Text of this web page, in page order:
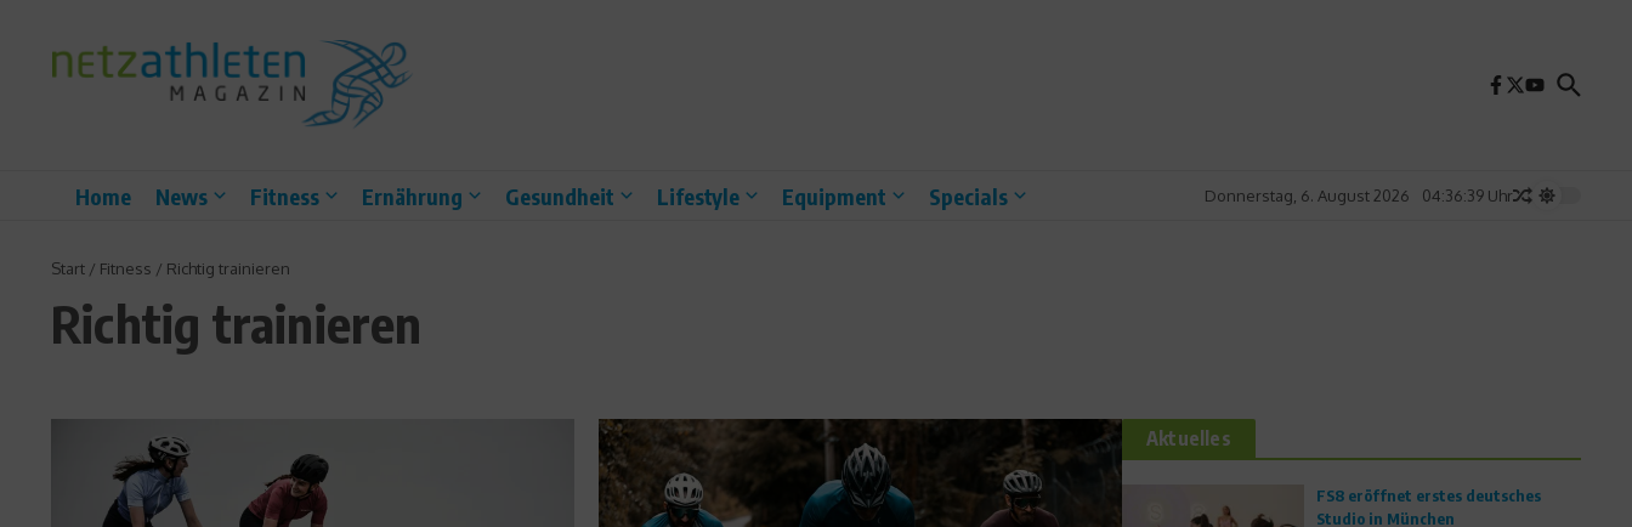
Home News Fitness Ernährung Gesundheit Lifestyle Equipment Specials Donnerstag, 6. August 2026 04:36:41 Uhr
Start / Fitness / Richtig trainieren
Richtig trainieren
Aktuelles
FS8 eröffnet erstes deutsches
Studio in München